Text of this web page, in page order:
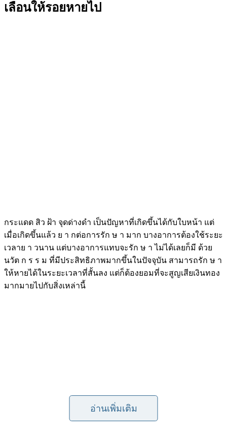
เลือนให้รอยหายไป
กระแดด สิว ฝ้า จุดด่างดำ เป็นปัญหาที่เกิดขึ้นได้กับใบหน้า แต่
เมื่อเกิดขึ้นแล้ว ย า กต่อการรัก ษ า มาก บางอาการต้องใช้ระยะ
เวลาย า วนาน แต่บางอาการแทบจะรัก ษ า ไม่ได้เลยก็มี ด้วย
นวัต ก ร ร ม ที่มีประสิทธิภาพมากขึ้นในปัจจุบัน สามารถรัก ษ า
ให้หายได้ในระยะเวลาที่สั้นลง แต่ก็ต้องยอมที่จะสูญเสียเงินทอง
มากมายไปกับสิ่งเหล่านี้
อ่านเพิ่มเติม